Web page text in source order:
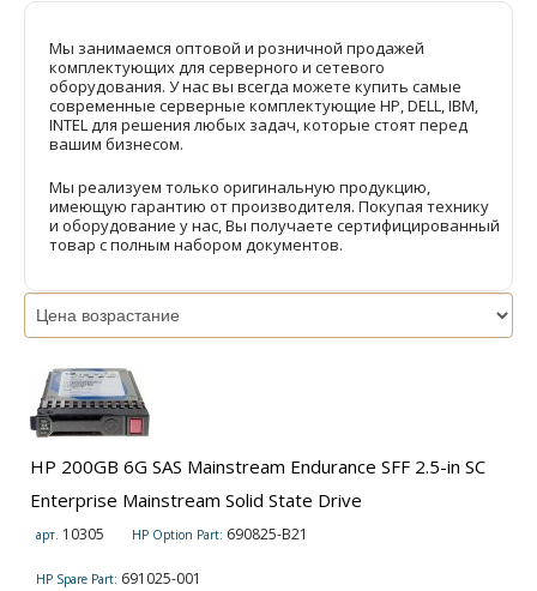
Мы занимаемся оптовой и розничной продажей
комплектующих для серверного и сетевого
оборудования. У нас вы всегда можете купить самые
современные серверные комплектующие HP, DELL, IBM,
INTEL для решения любых задач, которые стоят перед
вашим бизнесом.
Мы реализуем только оригинальную продукцию,
имеющую гарантию от производителя. Покупая технику
и оборудование у нас, Вы получаете сертифицированный
товар с полным набором документов.
HP 200GB 6G SAS Mainstream Endurance SFF 2.5-in SC
Enterprise Mainstream Solid State Drive
арт. 10305 HP Option Part: 690825-B21
HP Spare Part: 691025-001